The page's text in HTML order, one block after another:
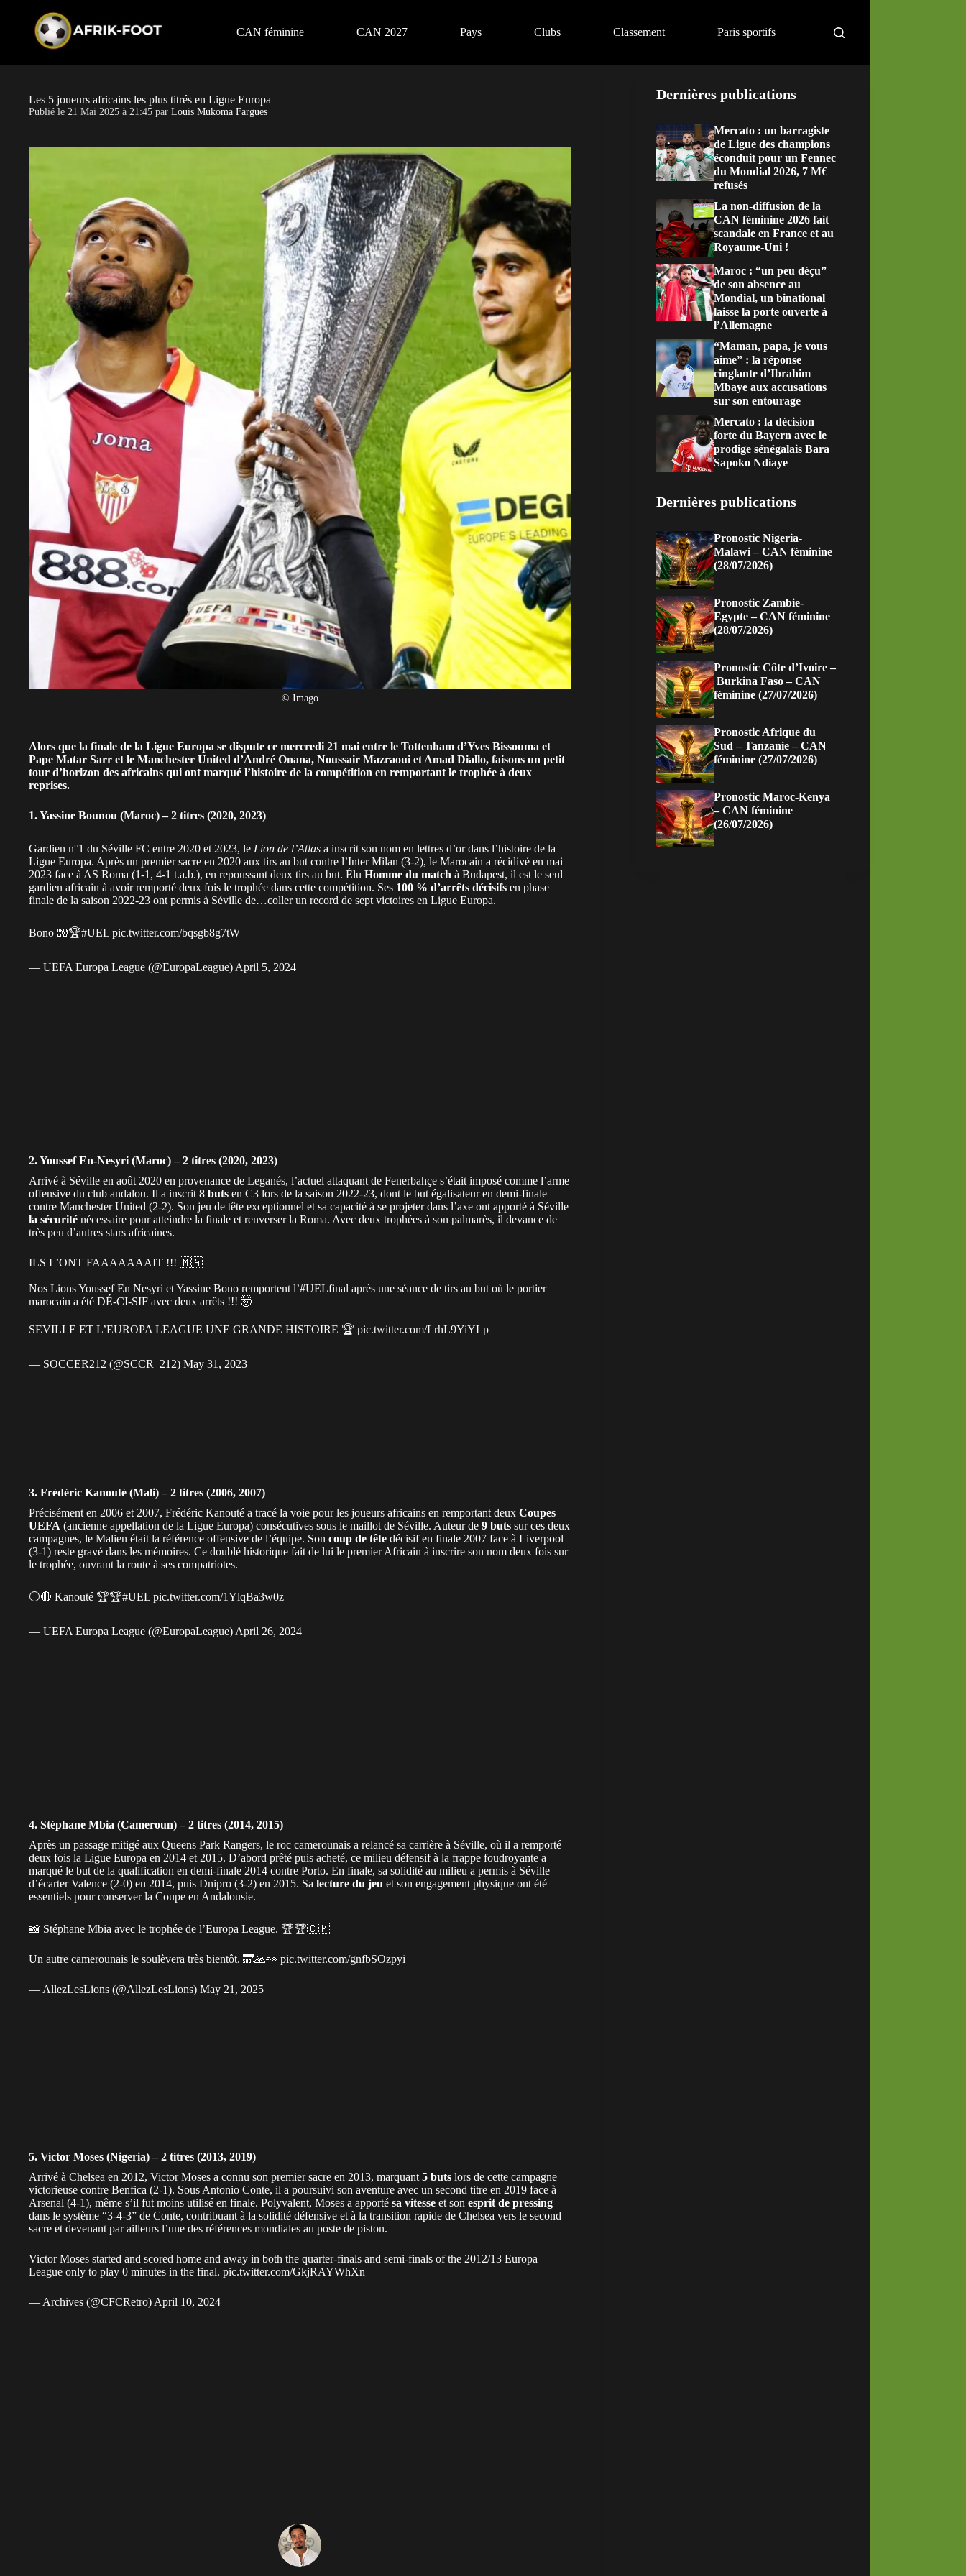
CAN féminine CAN 2027 Pays Clubs Classement Paris sportifs
Les 5 joueurs africains les plus titrés en Ligue Europa
Publié le 21 Mai 2025 à 21:45 par Louis Mukoma Fargues
© Imago
Alors que la finale de la Ligue Europa se dispute ce mercredi 21 mai entre le Tottenham d’Yves Bissouma et
Pape Matar Sarr et le Manchester United d’André Onana, Noussair Mazraoui et Amad Diallo, faisons un petit
tour d’horizon des africains qui ont marqué l’histoire de la compétition en remportant le trophée à deux
reprises.
1. Yassine Bounou (Maroc) – 2 titres (2020, 2023)
Gardien n°1 du Séville FC entre 2020 et 2023, le Lion de l’Atlas a inscrit son nom en lettres d’or dans l’histoire de la
Ligue Europa. Après un premier sacre en 2020 aux tirs au but contre l’Inter Milan (3-2), le Marocain a récidivé en mai
2023 face à AS Roma (1-1, 4-1 t.a.b.), en repoussant deux tirs au but. Élu Homme du match à Budapest, il est le seul
gardien africain à avoir remporté deux fois le trophée dans cette compétition. Ses 100 % d’arrêts décisifs en phase
finale de la saison 2022-23 ont permis à Séville de…coller un record de sept victoires en Ligue Europa.
Bono 🧤🏆#UEL pic.twitter.com/bqsgb8g7tW
— UEFA Europa League (@EuropaLeague) April 5, 2024
2. Youssef En-Nesyri (Maroc) – 2 titres (2020, 2023)
Arrivé à Séville en août 2020 en provenance de Leganés, l’actuel attaquant de Fenerbahçe s’était imposé comme l’arme
offensive du club andalou. Il a inscrit 8 buts en C3 lors de la saison 2022-23, dont le but égalisateur en demi-finale
contre Manchester United (2-2). Son jeu de tête exceptionnel et sa capacité à se projeter dans l’axe ont apporté à Séville
la sécurité nécessaire pour atteindre la finale et renverser la Roma. Avec deux trophées à son palmarès, il devance de
très peu d’autres stars africaines.
ILS L’ONT FAAAAAAAIT !!! 🇲🇦
Nos Lions Youssef En Nesyri et Yassine Bono remportent l’#UELfinal après une séance de tirs au but où le portier
marocain a été DÉ-CI-SIF avec deux arrêts !!! 🤯
SEVILLE ET L’EUROPA LEAGUE UNE GRANDE HISTOIRE 🏆 pic.twitter.com/LrhL9YiYLp
— SOCCER212 (@SCCR_212) May 31, 2023
3. Frédéric Kanouté (Mali) – 2 titres (2006, 2007)
Précisément en 2006 et 2007, Frédéric Kanouté a tracé la voie pour les joueurs africains en remportant deux Coupes
UEFA (ancienne appellation de la Ligue Europa) consécutives sous le maillot de Séville. Auteur de 9 buts sur ces deux
campagnes, le Malien était la référence offensive de l’équipe. Son coup de tête décisif en finale 2007 face à Liverpool
(3-1) reste gravé dans les mémoires. Ce doublé historique fait de lui le premier Africain à inscrire son nom deux fois sur
le trophée, ouvrant la route à ses compatriotes.
⚪️🔴 Kanouté 🏆🏆#UEL pic.twitter.com/1YlqBa3w0z
— UEFA Europa League (@EuropaLeague) April 26, 2024
4. Stéphane Mbia (Cameroun) – 2 titres (2014, 2015)
Après un passage mitigé aux Queens Park Rangers, le roc camerounais a relancé sa carrière à Séville, où il a remporté
deux fois la Ligue Europa en 2014 et 2015. D’abord prêté puis acheté, ce milieu défensif à la frappe foudroyante a
marqué le but de la qualification en demi-finale 2014 contre Porto. En finale, sa solidité au milieu a permis à Séville
d’écarter Valence (2-0) en 2014, puis Dnipro (3-2) en 2015. Sa lecture du jeu et son engagement physique ont été
essentiels pour conserver la Coupe en Andalousie.
📸 Stéphane Mbia avec le trophée de l’Europa League. 🏆🏆🇨🇲
Un autre camerounais le soulèvera très bientôt. 🔜🙏👀 pic.twitter.com/gnfbSOzpyi
— AllezLesLions (@AllezLesLions) May 21, 2025
5. Victor Moses (Nigeria) – 2 titres (2013, 2019)
Arrivé à Chelsea en 2012, Victor Moses a connu son premier sacre en 2013, marquant 5 buts lors de cette campagne
victorieuse contre Benfica (2-1). Sous Antonio Conte, il a poursuivi son aventure avec un second titre en 2019 face à
Arsenal (4-1), même s’il fut moins utilisé en finale. Polyvalent, Moses a apporté sa vitesse et son esprit de pressing
dans le système “3-4-3” de Conte, contribuant à la solidité défensive et à la transition rapide de Chelsea vers le second
sacre et devenant par ailleurs l’une des références mondiales au poste de piston.
Victor Moses started and scored home and away in both the quarter-finals and semi-finals of the 2012/13 Europa
League only to play 0 minutes in the final. pic.twitter.com/GkjRAYWhXn
— Archives (@CFCRetro) April 10, 2024
Dernières publications
Mercato : un barragiste
de Ligue des champions
éconduit pour un Fennec
du Mondial 2026, 7 M€
refusés
La non-diffusion de la
CAN féminine 2026 fait
scandale en France et au
Royaume-Uni !
Maroc : “un peu déçu”
de son absence au
Mondial, un binational
laisse la porte ouverte à
l’Allemagne
“Maman, papa, je vous
aime” : la réponse
cinglante d’Ibrahim
Mbaye aux accusations
sur son entourage
Mercato : la décision
forte du Bayern avec le
prodige sénégalais Bara
Sapoko Ndiaye
Dernières publications
Pronostic Nigeria-
Malawi – CAN féminine
(28/07/2026)
Pronostic Zambie-
Egypte – CAN féminine
(28/07/2026)
Pronostic Côte d’Ivoire –
Burkina Faso – CAN
féminine (27/07/2026)
Pronostic Afrique du
Sud – Tanzanie – CAN
féminine (27/07/2026)
Pronostic Maroc-Kenya
– CAN féminine
(26/07/2026)